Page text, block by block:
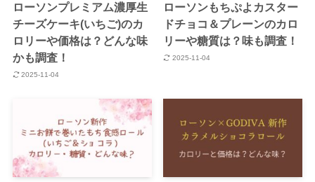
ローソンプレミアム濃厚生
チーズケーキ(いちご)のカ
ロリーや価格は？どんな味
かも調査！
2025-11-04
ローソンもちぷよカスター
ドチョコ＆プレーンのカロ
リーや糖質は？味も調査！
2025-11-04